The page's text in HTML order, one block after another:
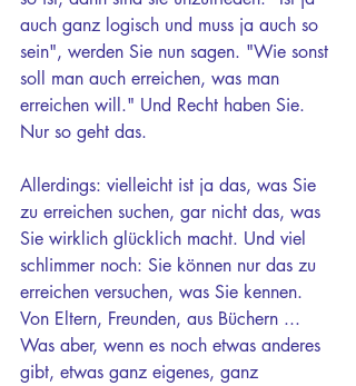
auch ganz logisch und muss ja auch so
sein", werden Sie nun sagen. "Wie sonst
soll man auch erreichen, was man
erreichen will." Und Recht haben Sie.
Nur so geht das.
Allerdings: vielleicht ist ja das, was Sie
zu erreichen suchen, gar nicht das, was
Sie wirklich glücklich macht. Und viel
schlimmer noch: Sie können nur das zu
erreichen versuchen, was Sie kennen.
Von Eltern, Freunden, aus Büchern ...
Was aber, wenn es noch etwas anderes
gibt, etwas ganz eigenes, ganz